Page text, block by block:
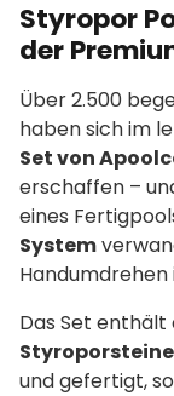
Styropor
der
Über 2.500
haben sich im
Set von
erschaffen –
eines
System
Handumdrehen
Das Set enthält
Styroporsteine
und gefertigt,